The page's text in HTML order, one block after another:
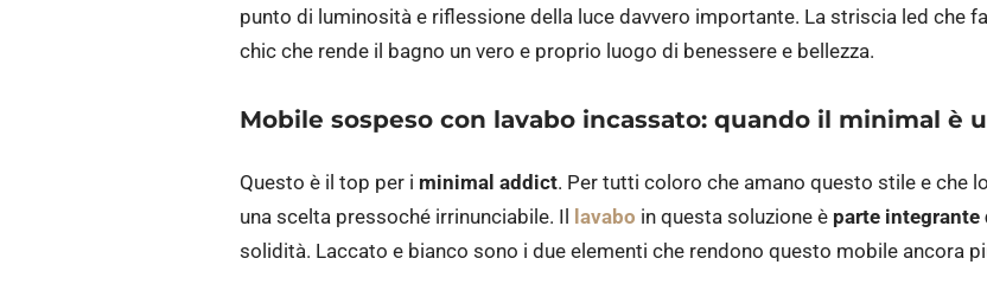
punto di luminosità e riflessione della luce davvero importante. La striscia led che
chic che rende il bagno un vero e proprio luogo di benessere e bellezza.
Mobile sospeso con lavabo incassato: quando il minimal è
Questo è il top per i minimal addict. Per tutti coloro che amano questo stile e che
una scelta pressoché irrinunciabile. Il lavabo in questa soluzione è parte integrante
solidità. Laccato e bianco sono i due elementi che rendono questo mobile ancora